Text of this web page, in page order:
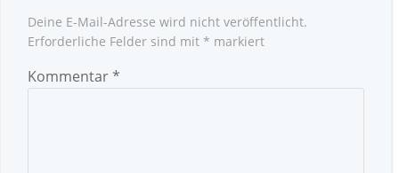
Deine E-Mail-Adresse wird nicht veröffentlicht.
Erforderliche Felder sind mit * markiert
Kommentar*